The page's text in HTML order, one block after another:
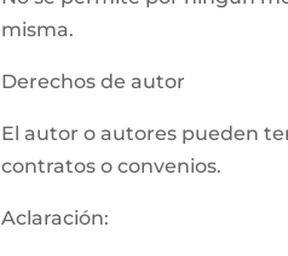
misma.
Derechos de autor
El autor o autores pueden
contratos o convenios.
Aclaración: